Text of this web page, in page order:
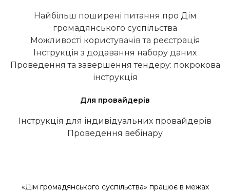
Найбільш поширені питання про Дім
громадянського суспільства
Можливості користувачів та реєстрація
Інструкція з додавання набору даних
Проведення та завершення тендеру: покрокова
інструкція
Для провайдерів
Інструкція для індивідуальних провайдерів
Проведення вебінару
«Дім громадянського суспільства» працює в межах